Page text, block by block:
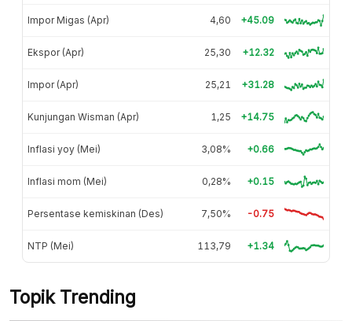
Impor Migas (Apr) 4,60 +45.09
Ekspor (Apr) 25,30 +12.32
Impor (Apr) 25,21 +31.28
Kunjungan Wisman (Apr) 1,25 +14.75
Inflasi yoy (Mei) 3,08% +0.66
Inflasi mom (Mei) 0,28% +0.15
Persentase kemiskinan (Des) 7,50% -0.75
NTP (Mei) 113,79 +1.34
Topik Trending